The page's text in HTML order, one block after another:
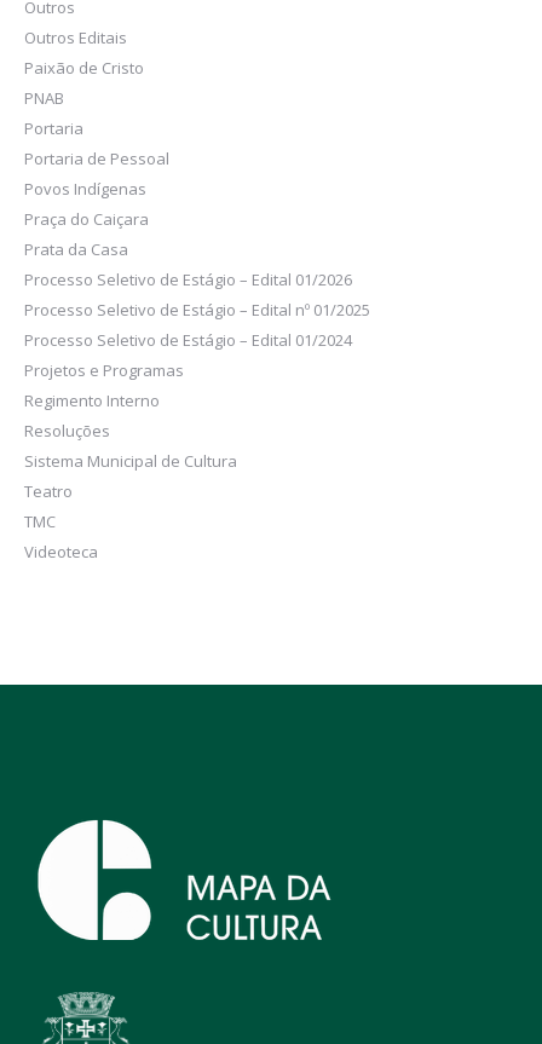
Outros
Outros Editais
Paixão de Cristo
PNAB
Portaria
Portaria de Pessoal
Povos Indígenas
Praça do Caiçara
Prata da Casa
Processo Seletivo de Estágio – Edital 01/2026
Processo Seletivo de Estágio – Edital nº 01/2025
Processo Seletivo de Estágio – Edital 01/2024
Projetos e Programas
Regimento Interno
Resoluções
Sistema Municipal de Cultura
Teatro
TMC
Videoteca